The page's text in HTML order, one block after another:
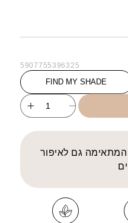
SKU:
5907755396325
FIND MY SHADE
Decrease
Makeup
for
32T
המתאימה גם לאיפור